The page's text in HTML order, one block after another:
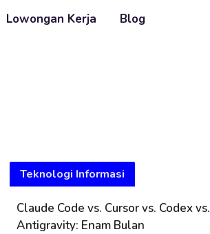
Lowongan Kerja Blog
Teknologi Informasi
Claude Code vs. Cursor vs. Codex vs.
Antigravity: Enam Bulan